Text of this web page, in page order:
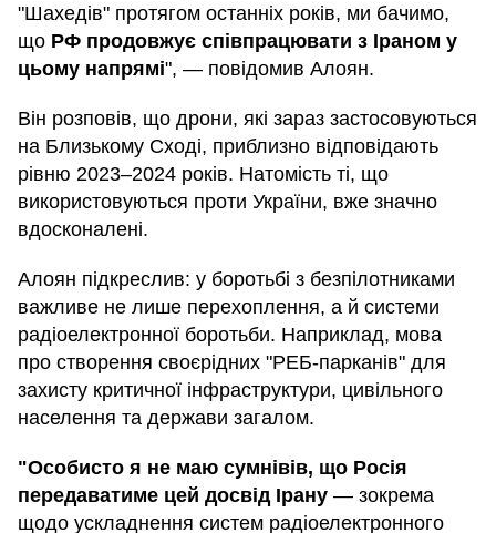
"Шахедів" протягом останніх років, ми бачимо,
що РФ продовжує співпрацювати з Іраном у
цьому напрямі", — повідомив Алоян.
Він розповів, що дрони, які зараз застосовуються
на Близькому Сході, приблизно відповідають
рівню 2023–2024 років. Натомість ті, що
використовуються проти України, вже значно
вдосконалені.
Алоян підкреслив: у боротьбі з безпілотниками
важливе не лише перехоплення, а й системи
радіоелектронної боротьби. Наприклад, мова
про створення своєрідних "РЕБ-парканів" для
захисту критичної інфраструктури, цивільного
населення та держави загалом.
"Особисто я не маю сумнівів, що Росія
передаватиме цей досвід Ірану — зокрема
щодо ускладнення систем радіоелектронного